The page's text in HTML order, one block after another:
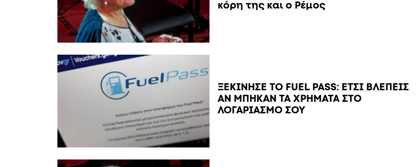
κόρη της και ο Ρέμος
ΞΕΚΙΝΗΣΕ ΤΟ FUEL PASS: ΕΤΣΙ ΒΛΕΠΕΙΣ
ΑΝ ΜΠΗΚΑΝ ΤΑ ΧΡΗΜΑΤΑ ΣΤΟ
ΛΟΓΑΡΙΑΣΜΟ ΣΟΥ